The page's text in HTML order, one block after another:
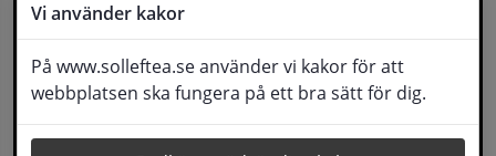
Vi använder kakor
På www.solleftea.se använder vi kakor för att
webbplatsen ska fungera på ett bra sätt för dig.
Lämna synpunkt
Här kan du lämna synpunkter, förslag och